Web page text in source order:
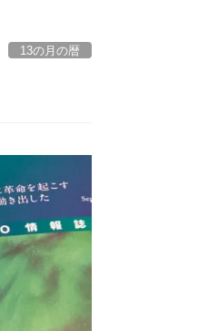
13の月の暦